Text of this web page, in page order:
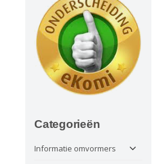
Categorieën
Informatie omvormers